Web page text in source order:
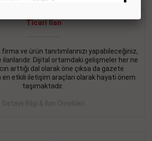
Ticari İlan
ve ürün tanıtımlarınızı yapabileceğiniz,
Dijital ortamdaki gelişmeler her ne
arttığı dal olarak öne çıksa da gazete
en etkili iletişim araçları olarak hayati önem
taşımaktadır.
Detaylı Bilgi & İlan Örnekleri
mağaza.
İlanı- 11.09.2018
kelepir 2+ 1 satılık daire